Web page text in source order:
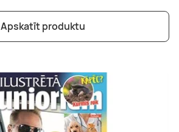
Apskatīt produktu